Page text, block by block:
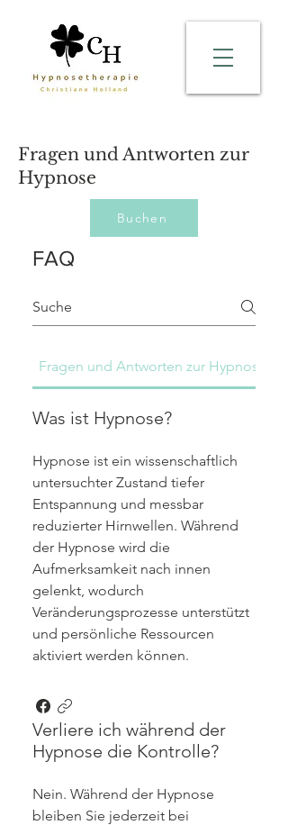
Fragen und Antworten zur
Hypnose
Buchen
FAQ
Fragen und Antworten zur Hypnose
Was ist Hypnose?
Hypnose ist ein wissenschaftlich
untersuchter Zustand tiefer
Entspannung und messbar
reduzierter Hirnwellen. Während
der Hypnose wird die
Aufmerksamkeit nach innen
gelenkt, wodurch
Veränderungsprozesse unterstützt
und persönliche Ressourcen
aktiviert werden können.
Verliere ich während der
Hypnose die Kontrolle?
Nein. Während der Hypnose
bleiben Sie jederzeit bei